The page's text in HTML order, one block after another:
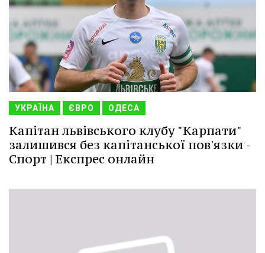
УКРАЇНА ЄВРО ОДЕСА
Капітан львівського клубу "Карпати"
залишився без капітанської пов'язки -
Спорт | Експрес онлайн